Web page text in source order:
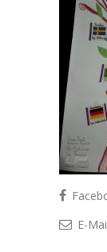
E-